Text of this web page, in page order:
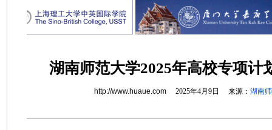
湖南师范大学2025年高校专项计
http://www.huaue.com2025年4月9日 来源： 湖南